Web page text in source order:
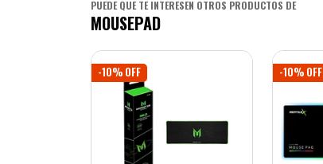
PUEDE QUE TE INTERESEN OTROS PRODUCTOS DE
MOUSEPAD
-10% OFF -10% OFF